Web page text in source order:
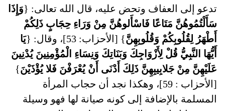
تدعو إلى العفاف وتحض عليه، قال الله تعالى: {وَإِذَا
سَأَلْتُمُوهُنَّ مَتَاعًا فَاسْأَلوهُنَّ مِنْ وَرَاءِ حِجَابٍ ذَلِكُمْ
أَطْهَرُ لِقُلُوبِكُمْ وَقُلُوبِهِنَّ} [الأحزاب: 53]، وقال: {
يَا
أَيُّهَا النَّبِيُّ قُلْ لِأَزْوَاجِكَ وَبَنَاتِكَ وَنِسَاءِ الْمُؤْمِنِينَ يُدْنِينَ
عَلَيْهِنَّ مِنْ جَلابِيبِهِنَّ ذَلِكَ أَدْنَى أَنْ يُعْرَفْنَ فَلا يُؤْذَيْنَ}
[الأحزاب : 59]، وهكذا نجد أن حجاب المرأة
المسلمة بالإضافة إلى كونه صيانة لها فهو وسيلة